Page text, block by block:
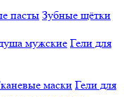
пасты Зубные щётки
мужские Гели для
маски Гели для